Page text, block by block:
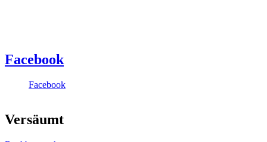
Facebook
Facebook
Versäumt